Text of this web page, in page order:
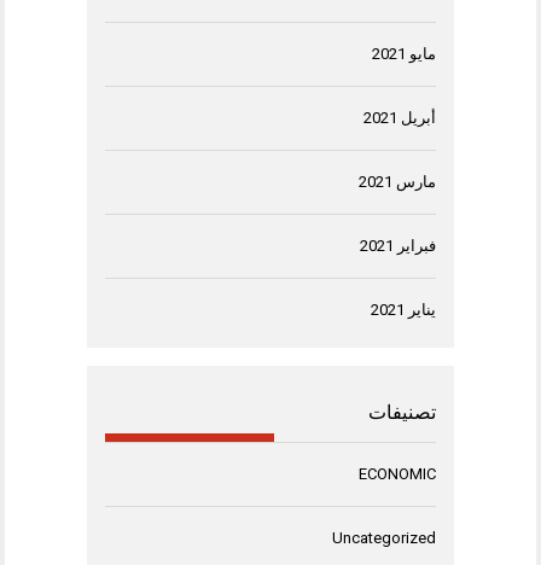
مايو 2021
أبريل 2021
مارس 2021
فبراير 2021
يناير 2021
تصنيفات
ECONOMIC
Uncategorized